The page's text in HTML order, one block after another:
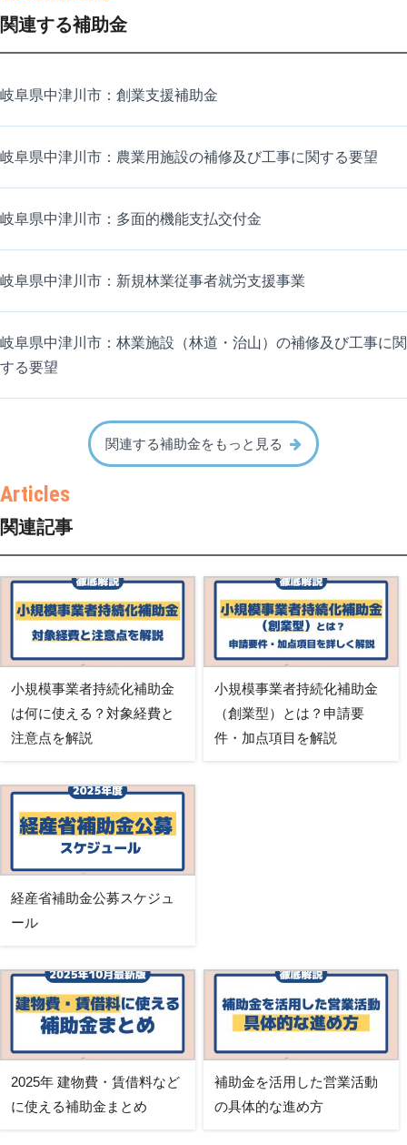
関連する補助金
岐阜県中津川市：創業支援補助金
岐阜県中津川市：農業用施設の補修及び工事に関する要望
岐阜県中津川市：多面的機能支払交付金
岐阜県中津川市：新規林業従事者就労支援事業
岐阜県中津川市：林業施設（林道・治山）の補修及び工事に関
する要望
関連する補助金をもっと見る
関連記事
小規模事業者持続化補助金
は何に使える？対象経費と
注意点を解説
小規模事業者持続化補助金
（創業型）とは？申請要
件・加点項目を解説
経産省補助金公募スケジュ
ール
2025年 建物費・賃借料など
に使える補助金まとめ
補助金を活用した営業活動
の具体的な進め方